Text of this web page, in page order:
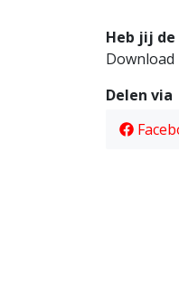
Heb jij de
Delen via